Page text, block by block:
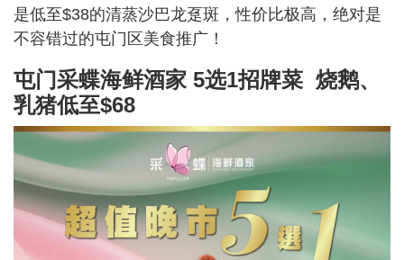
是低至$38的清蒸沙巴龙趸斑，性价比极高，绝对是
不容错过的屯门区美食推广！
屯门采蝶海鲜酒家 5选1招牌菜 烧鹅、
乳猪低至$68